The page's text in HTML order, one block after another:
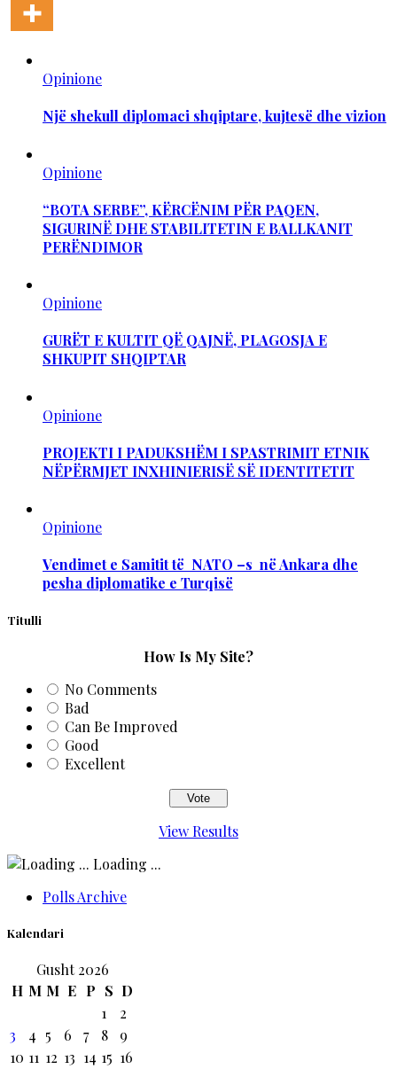
Opinione
Një shekull diplomaci shqiptare, kujtesë dhe vizion
Opinione
“BOTA SERBE”, KËRCËNIM PËR PAQEN,
SIGURINË DHE STABILITETIN E BALLKANIT
PERËNDIMOR
Opinione
GURËT E KULTIT QË QAJNË, PLAGOSJA E
SHKUPIT SHQIPTAR
Opinione
PROJEKTI I PADUKSHËM I SPASTRIMIT ETNIK
NËPËRMJET INXHINIERISË SË IDENTITETIT
Opinione
Vendimet e Samitit të NATO –s në Ankara dhe
pesha diplomatike e Turqisë
Titulli
How Is My Site?
No Comments
Bad
Can Be Improved
Good
Excellent
View Results
Loading ...
Polls Archive
Kalendari
Gusht 2026
H M M E P S D
1
2
3
4 5 6 7 8
9
10 11 12 13 14 15 16